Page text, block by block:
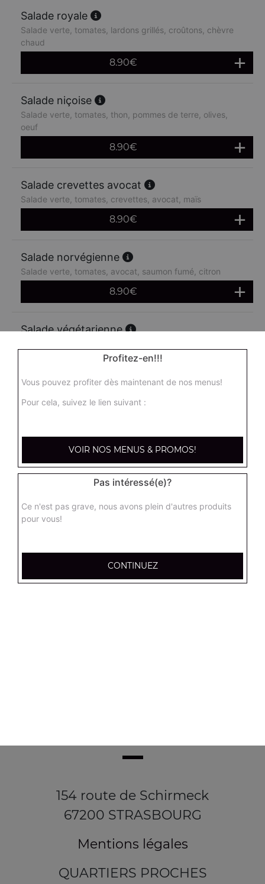
Salade royale
Salade verte, tomates, lardons grillés, croûtons, chèvre
chaud
8.90€
Salade niçoise
Salade verte, tomates, thon, pommes de terre, olives,
oeuf
8.90€
Salade crevettes avocat
Salade verte, tomates, crevettes, avocat, maïs
8.90€
Salade norvégienne
Salade verte, tomates, avocat, saumon fumé, citron
8.90€
Salade végétarienne
8.90 €
8.90€
154 route de Schirmeck
67200 STRASBOURG
Mentions légales
QUARTIERS PROCHES
Profitez-en!!!
Vous pouvez profiter dès maintenant de nos menus!
Pour cela, suivez le lien suivant :
VOIR NOS MENUS & PROMOS!
Pas intéressé(e)?
Ce n'est pas grave, nous avons plein d'autres produits
pour vous!
CONTINUEZ